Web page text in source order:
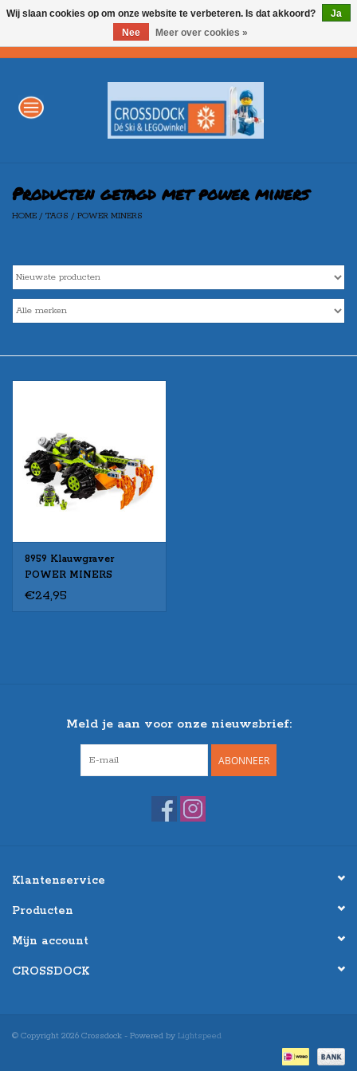
WINTERSPORT
LEGO
Merken
Producten getagd met power miners
HOME / TAGS / POWER MINERS
8959 Klauwgraver
POWER MINERS
€24,95
Meld je aan voor onze nieuwsbrief:
ABONNEER
Klantenservice
Producten
Mijn account
CROSSDOCK
© Copyright 2026 Crossdock - Powered by Lightspeed
Wij slaan cookies op om onze website te verbeteren. Is dat akkoord?
Ja
Nee
Meer over cookies »